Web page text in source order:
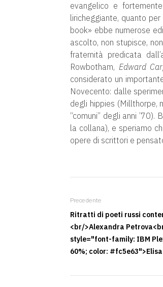
evangelico e
liricheggiante, quanto
book» ebbe numerose
ascolto, non stupisce,
fraternità predicata
Rowbotham, Edward
considerato un
Novecento: dalle
degli hippies (Millthorpe,
“comuni” degli anni
la collana), e speriamo
opere di scrittori e
Precedente
Ritratti di poeti russi
<br/>Alexandra
style="font-family: IBM
60%; color: